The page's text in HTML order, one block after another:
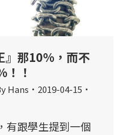
』那10%，而不
！！
Hans
2019-04-15
有跟學生提到一個